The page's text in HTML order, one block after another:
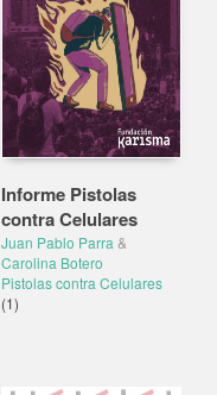
Informe Pistolas
contra Celulares
Juan Pablo Parra &
Carolina Botero
Pistolas contra Celulares
(1)